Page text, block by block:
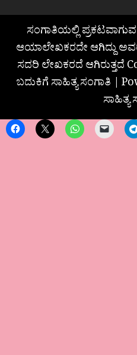
ಸಂಗಾತಿಯಲ್ಲಿ ಪ್ರಕಟವಾಗುವ
ಆಯಾಲೇಖಕರದೇ ಆಗಿದ್ದು
ಸದರಿ ಲೇಖಕರದೆ ಆಗಿರುತ್ತದೆ
ಬದುಕಿಗೆ ಸಾಹಿತ್ಯ ಸಂಗಾತಿ |
ಸಾಹಿತ್ಯ